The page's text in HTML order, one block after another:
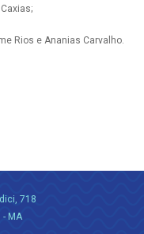
Rios e Ananias Carvalho.
718
- MA